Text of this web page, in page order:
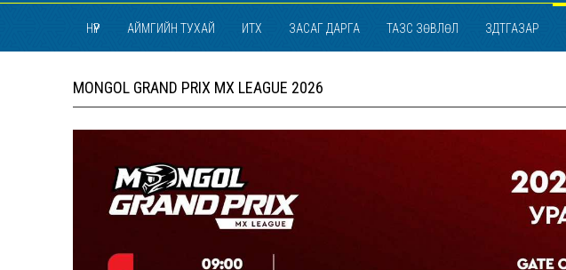
НҮҮР АЙМГИЙН ТУХАЙ ИТХ ЗАСАГ ДАРГА ТАЗС ЗӨВЛӨЛ ЗДТГАЗАР
MONGOL GRAND PRIX MX LEAGUE 2026